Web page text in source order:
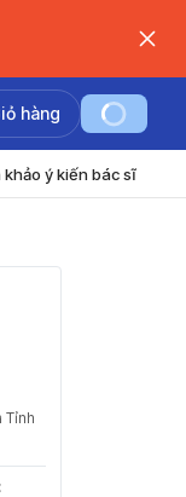
hàng
khảo ý kiến bác sĩ
Tỉnh